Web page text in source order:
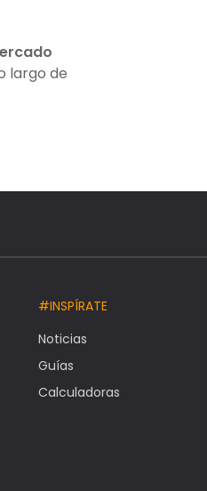
largo de
#INSPÍRATE
Noticias
Guías
Calculadoras